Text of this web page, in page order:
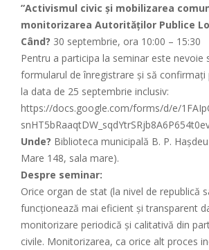
”Activismul civic și mobilizarea
monitorizarea Autorităților Publice
Când? 30 septembrie, ora 10:00 – 15:30
Pentru a participa la seminar este nevoie
formularul de înregistrare și să confirmați
la data de 25 septembrie inclusiv:
https://docs.google.com/forms/d/e/1FA
snHT5bRaaqtDW _sqdYtrSRjb8A6P654t0e
Unde? Biblioteca municipală B. P.
Mare 148, sala mare).
Despre seminar:
Orice organ de stat (la nivel de republică
funcționează mai eficient și transparent
monitorizare periodică și calitativă din
civile. Monitorizarea, ca orice alt proces